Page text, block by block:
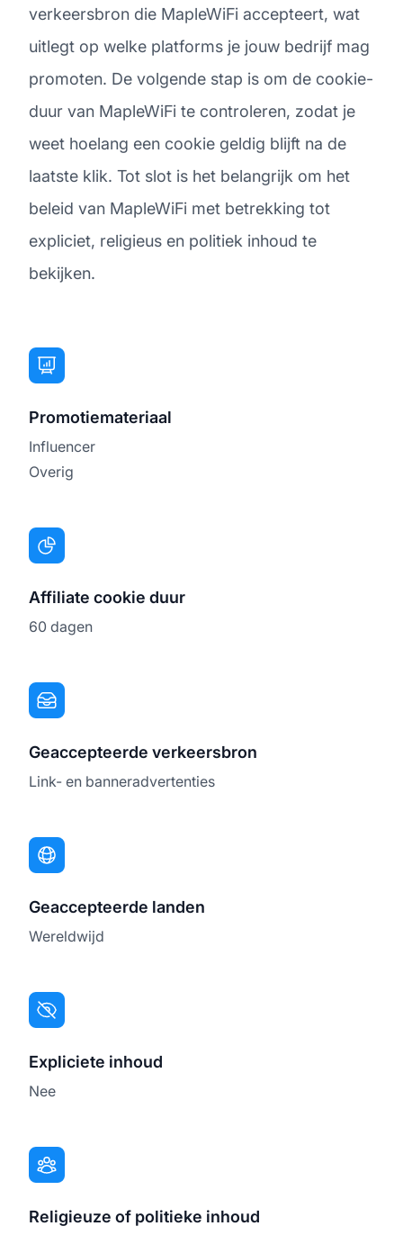
verkeersbron die MapleWiFi accepteert, wat
uitlegt op welke platforms je jouw bedrijf mag
promoten. De volgende stap is om de cookie-
duur van MapleWiFi te controleren, zodat je
weet hoelang een cookie geldig blijft na de
laatste klik. Tot slot is het belangrijk om het
beleid van MapleWiFi met betrekking tot
expliciet, religieus en politiek inhoud te
bekijken.
Promotiemateriaal
Influencer
Overig
Affiliate cookie duur
60 dagen
Geaccepteerde verkeersbron
Link- en banneradvertenties
Geaccepteerde landen
Wereldwijd
Expliciete inhoud
Nee
Religieuze of politieke inhoud